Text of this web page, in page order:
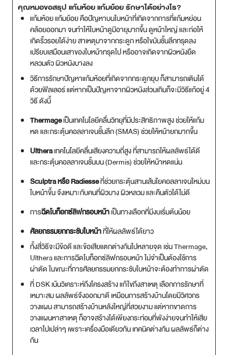
บทความ
โปรโมชั่น
รายชื่อสาขา
สาขา Siam Paragon
สาขา Stadium One
สาขา Asoke
สาขา MRT สุทธิสาร
สาขา เซ็นทรัลปิ่นเกล้า
สาขา บางนา
สาขา CDC
สาขา นครปฐม
ไทย
คุณหมอขอสรุป แก้มห้อย แก้มย้อย รักษาได้อย่างไร?
แก้มห้อย แก้มย้อย คือปัญหาบนใบหน้าที่เกิดจากการที่แก้มหย่อน
คล้อยออกมา จนทำให้ใบหน้าดูมีอายุมากขึ้น ดูหน้าใหญ่ และก่อให้
เกิดริ้วรอยได้ง่าย สาเหตุมาจากกระดูก หรือไขมันชั้นลึกทรุดลง
เปรียบเสมือนเสาของใบหน้าทรุดไป หรืออาจเกิดจากผิวหนังยืด
หลวมตัว ผิวหนังบางลง
วิธีการรักษาปัญหาแก้มห้อยที่เกิดจากกระดูกยุบ ก็สามารถเติมได้
ด้วยฟิลเลอร์ แต่หากเป็นปัญหาจากผิวหนังส่วนเกินก็จะมีวิธีแก้อยู่ 4
วิธี ดังนี้
Thermageเป็นเทคโนโลยีคลื่นวิทยุที่มีประสิทธิภาพสูง ช่วยให้แก้ม
หด และกระตุ้นคอลลาเจนชั้นลึก (SMAS) ช่วยให้หน้ายกมากขึ้น
Ultheraเทคโนโลยีคลื่นเสียงความถี่สูง ที่สามารถให้ผลลัพธ์ได้ดี
และกระตุ้นคอลลาเจนชั้นบน (Dermis) ช่วยให้หน้าหดแน่น
Sculptra หรือ Radiesseที่ช่วยกระตุ้นสานเส้นใยคอลลาเจนใหม่บน
ใบหน้าขึ้น จึงเหมาะกับคนที่ผิวบาง ผิวหลวม และคืนตัวได้ไม่ดี
การฉีดโบท็อกซ์ลิฟกรอบหน้าเป็นทางเลือกที่มีงบเริ่มต้นน้อย
ศัลยกรรมยกกระชับใบหน้าที่ให้ผลลัพธ์ได้ยาว
ทั้งสี่วิธีจะมีข้อดี และข้อเสียแตกต่างกันไปหลายจุด เช่น Thermage,
Ulthera และการฉีดโบท็อกซ์ลิฟกรอบหน้า ไม่จำเป็นต้องใช้การ
ผ่าตัด ในขณะที่การศัลยกรรมยกกระชับใบหน้าจะต้องทำการผ่าตัด
ที่ DSK เน้นวิเคราะห์ถึงโครงสร้าง แก้ไขถึงสาเหตุ เลือกการรักษาที่
เหมาะสม ผลลัพธ์จึงออกมาดี เหมือนการสร้างบ้านโดยมีวิศวกร
วางแผน สามารถสร้างบ้านหลังใหญ่ที่สวยงาม แต่หากขาดการ
วางแผนหาสาเหตุ ก็อาจสร้างได้เพียงกระท่อมที่พังง่ายจนทำให้เสีย
เวลาไปเปล่าๆ เพราะเครื่องมือเดียวกัน เทคนิคต่างกัน ผลลัพธ์ก็ต่าง
กัน